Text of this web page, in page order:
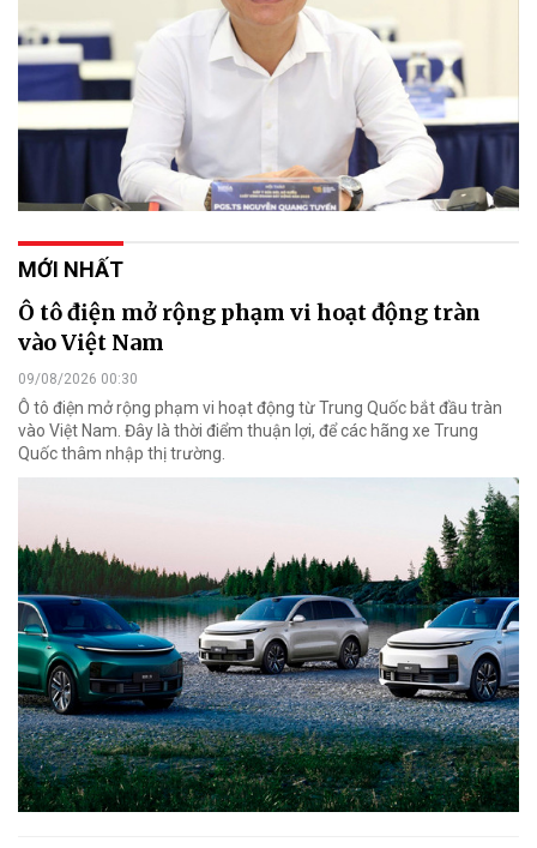
MỚI NHẤT
Ô tô điện mở rộng phạm vi hoạt động tràn
vào Việt Nam
09/08/2026 00:30
Ô tô điện mở rộng phạm vi hoạt động từ Trung Quốc bắt đầu tràn
vào Việt Nam. Đây là thời điểm thuận lợi, để các hãng xe Trung
Quốc thâm nhập thị trường.